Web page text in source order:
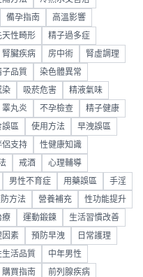
備孕指南 高溫影響
天性畸形 精子過多症
腎臟疾病 房中術 腎虛調理
子品質 染色體異常
染 吸菸危害 精液氣味
睪丸炎 不孕檢查 精子健康
誤區 使用方法 早洩誤區
侶支持 性健康知識
戒酒 心理輔導
男性不育症 用藥誤區 手淫
方法 營養補充 性功能提升
療 運動鍛鍊 生活習慣改善
因素 預防早洩 日常護理
生活品質 中年男性
購買指南 前列腺疾病